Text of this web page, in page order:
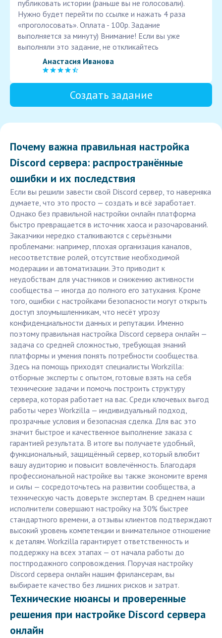
публиковать истории (раньше вы не голосовали).
Нужно будет перейти по ссылке и нажать 4 раза
«проголосовать». Оплата - 100р. Задание
выполняется за минуту) Внимание! Если вы уже
выполняли это задание, не откликайтесь
Анастасия Иванова
Создать задание
Почему важна правильная настройка
Discord сервера: распространённые
ошибки и их последствия
Если вы решили завести свой Discord сервер, то наверняка
думаете, что это просто — создать и всё заработает.
Однако без правильной настройки онлайн платформа
быстро превращается в источник хаоса и разочарований.
Заказчики нередко сталкиваются с серьёзными
проблемами: например, плохая организация каналов,
несоответствие ролей, отсутствие необходимой
модерации и автоматизации. Это приводит к
неудобствам для участников и снижению активности
сообщества — иногда до полного его затухания. Кроме
того, ошибки с настройками безопасности могут открыть
доступ злоумышленникам, что несёт угрозу
конфиденциальности данных и репутации. Именно
поэтому правильная настройка Discord сервера онлайн —
задача со средней сложностью, требующая знаний
платформы и умения понять потребности сообщества.
Здесь на помощь приходят специалисты Workzilla:
отборные эксперты с опытом, готовые взять на себя
технические задачи и помочь построить структуру
сервера, которая работает на вас. Среди ключевых выгод
работы через Workzilla — индивидуальный подход,
прозрачные условия и безопасная сделка. Для вас это
значит быстрое и качественное выполнение заказа с
гарантией результата. В итоге вы получаете удобный,
функциональный, защищённый сервер, который влюбит
вашу аудиторию и повысит вовлечённость. Благодаря
профессиональной настройке вы также экономите время
и силы — сосредоточьтесь на развитии сообщества, а
техническую часть доверьте экспертам. В среднем наши
исполнители совершают настройку на 30% быстрее
стандартного времени, а отзывы клиентов подтверждают
высокий уровень компетенции и внимательное отношение
к деталям. Workzilla гарантирует ответственность и
поддержку на всех этапах — от начала работы до
постпродажного сопровождения. Поручая настройку
Discord сервера онлайн нашим фрилансерам, вы
выбираете качество без лишних рисков и затрат.
Технические нюансы и проверенные
решения при настройке Discord сервера
онлайн